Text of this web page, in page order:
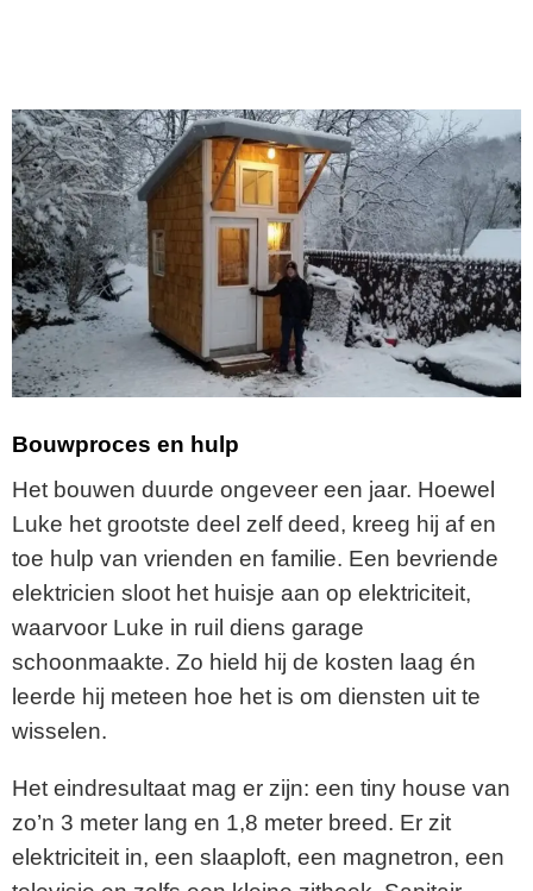
Bouwproces en hulp
Het bouwen duurde ongeveer een jaar. Hoewel
Luke het grootste deel zelf deed, kreeg hij af en
toe hulp van vrienden en familie. Een bevriende
elektricien sloot het huisje aan op elektriciteit,
waarvoor Luke in ruil diens garage
schoonmaakte. Zo hield hij de kosten laag én
leerde hij meteen hoe het is om diensten uit te
wisselen.
Het eindresultaat mag er zijn: een tiny house van
zo’n 3 meter lang en 1,8 meter breed. Er zit
elektriciteit in, een slaaploft, een magnetron, een